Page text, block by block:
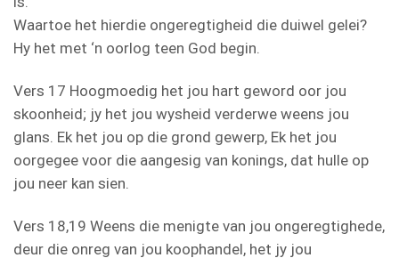
Waartoe het hierdie ongeregtigheid die duiwel gelei?
Hy het met ‘n oorlog teen God begin.
Vers 17 Hoogmoedig het jou hart geword oor jou
skoonheid; jy het jou wysheid verderwe weens jou
glans. Ek het jou op die grond gewerp, Ek het jou
oorgegee voor die aangesig van konings, dat hulle op
jou neer kan sien.
Vers 18,19 Weens die menigte van jou ongeregtighede,
deur die onreg van jou koophandel, het jy jou